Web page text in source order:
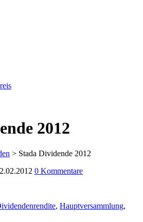
2012
> Stada Dividende 2012
0 Kommentare
, Hauptversammlung,